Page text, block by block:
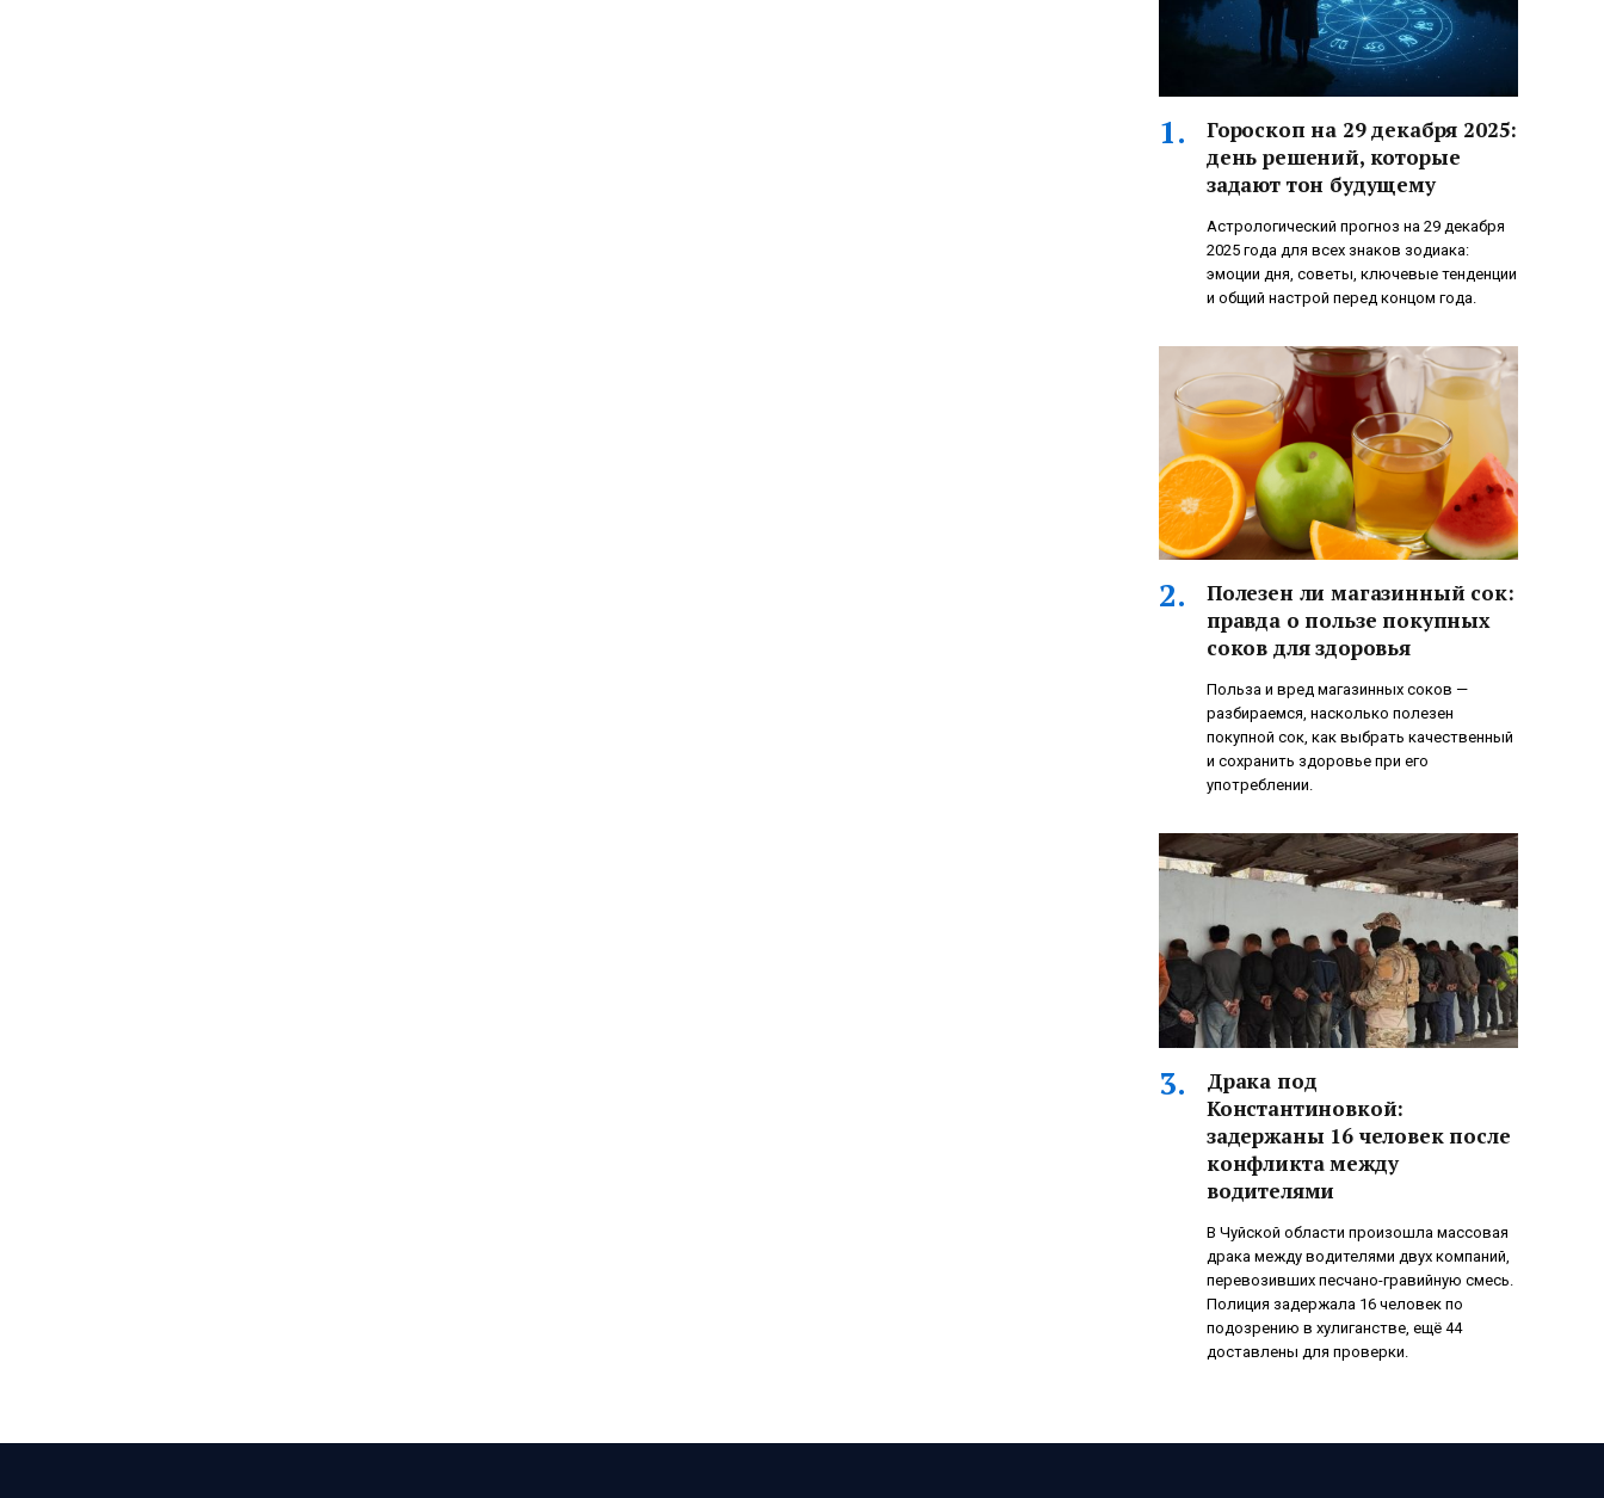
Гороскоп на 29 декабря 2025:
день решений, которые
задают тон будущему
Астрологический прогноз на 29 декабря
2025 года для всех знаков зодиака:
эмоции дня, советы, ключевые тенденции
и общий настрой перед концом года.
Полезен ли магазинный сок:
правда о пользе покупных
соков для здоровья
Польза и вред магазинных соков —
разбираемся, насколько полезен
покупной сок, как выбрать качественный
и сохранить здоровье при его
употреблении.
Драка под
Константиновкой:
задержаны 16 человек после
конфликта между
водителями
В Чуйской области произошла массовая
драка между водителями двух компаний,
перевозивших песчано-гравийную смесь.
Полиция задержала 16 человек по
подозрению в хулиганстве, ещё 44
доставлены для проверки.